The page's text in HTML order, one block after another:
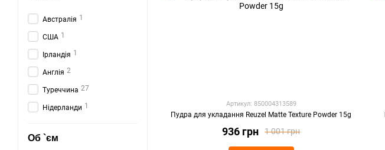
Артикул: 850004313589
Пудра для укладання Reuzel Matte Texture Powder 15g
1 001 грн
936 грн
Австралія 1
США 1
Ірландія 1
Англія 2
Туреччина 27
Нідерланди 1
Об `єм